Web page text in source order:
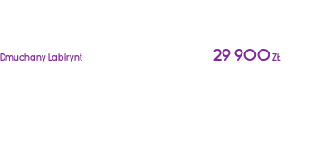
Dmuchany Labirynt 29 900ZŁ